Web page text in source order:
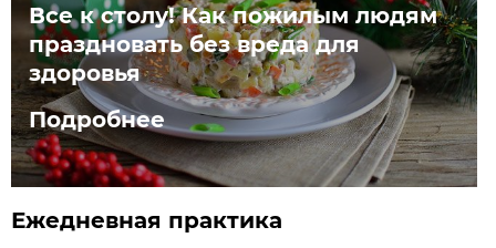
Все к столу! Как пожилым людям
праздновать без вреда для
здоровья
Подробнее
Ежедневная практика